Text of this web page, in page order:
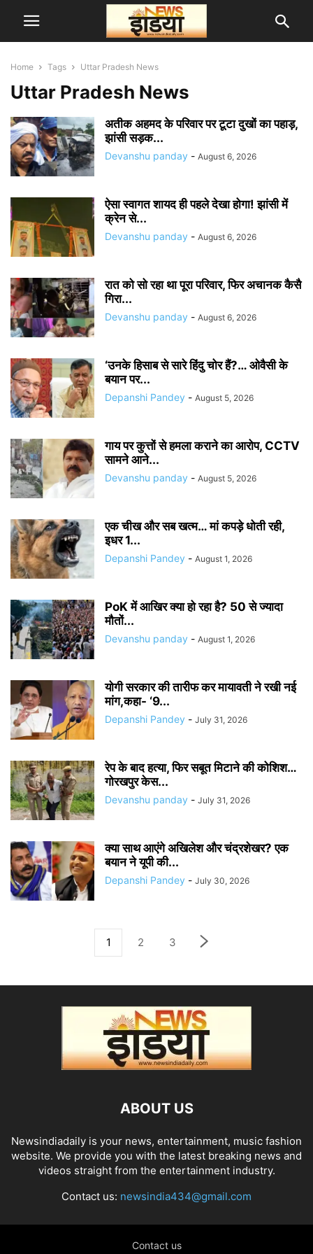
Home Tags Uttar Pradesh News
Uttar Pradesh News
अतीक अहमद के परिवार पर टूटा दुखों का पहाड़,
झांसी सड़क...
Devanshu panday - August 6, 2026
ऐसा स्वागत शायद ही पहले देखा होगा! झांसी में
क्रेन से...
Devanshu panday - August 6, 2026
रात को सो रहा था पूरा परिवार, फिर अचानक कैसै
गिरा...
Devanshu panday - August 6, 2026
‘उनके हिसाब से सारे हिंदु चोर हैं?… ओवैसी के
बयान पर...
Depanshi Pandey - August 5, 2026
गाय पर कुत्तों से हमला कराने का आरोप, CCTV
सामने आने...
Devanshu panday - August 5, 2026
एक चीख और सब खत्म… मां कपड़े धोती रही,
इधर 1...
Depanshi Pandey - August 1, 2026
PoK में आखिर क्या हो रहा है? 50 से ज्यादा
मौतों...
Devanshu panday - August 1, 2026
योगी सरकार की तारीफ कर मायावती ने रखी नई
मांग,कहा- ‘9...
Depanshi Pandey - July 31, 2026
रेप के बाद हत्या, फिर सबूत मिटाने की कोशिश…
गोरखपुर केस...
Devanshu panday - July 31, 2026
क्या साथ आएंगे अखिलेश और चंद्रशेखर? एक
बयान ने यूपी की...
Depanshi Pandey - July 30, 2026
1 2 3
ABOUT US
Newsindiadaily is your news, entertainment, music fashion
website. We provide you with the latest breaking news and
videos straight from the entertainment industry.
Contact us: newsindia434@gmail.com
Contact us